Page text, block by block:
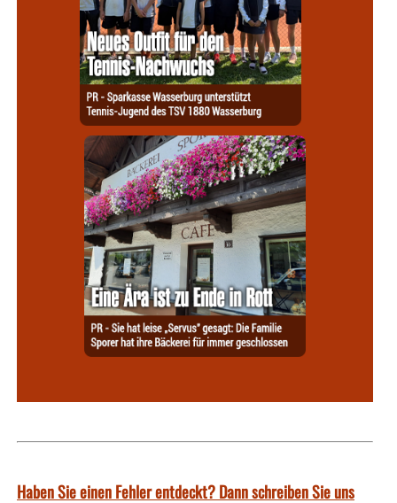
Haben Sie einen Fehler entdeckt? Dann schreiben Sie uns